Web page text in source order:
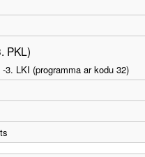
PKL)
LKI (programma ar kodu 32)